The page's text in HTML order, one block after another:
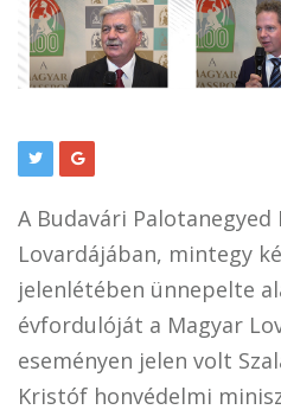
A Budavári Palotanegyed
Lovardájában, mintegy
jelenlétében ünnepelte
évfordulóját a Magyar
eseményen jelen volt
Kristóf honvédelmi